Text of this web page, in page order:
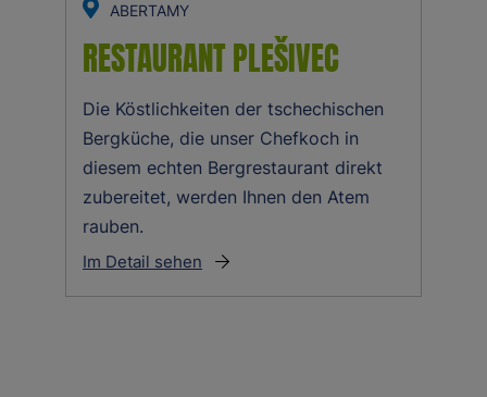
ABERTAMY
RESTAURANT PLEŠIVEC
Die Köstlichkeiten der tschechischen
Bergküche, die unser Chefkoch in
diesem echten Bergrestaurant direkt
zubereitet, werden Ihnen den Atem
rauben.
Im Detail sehen